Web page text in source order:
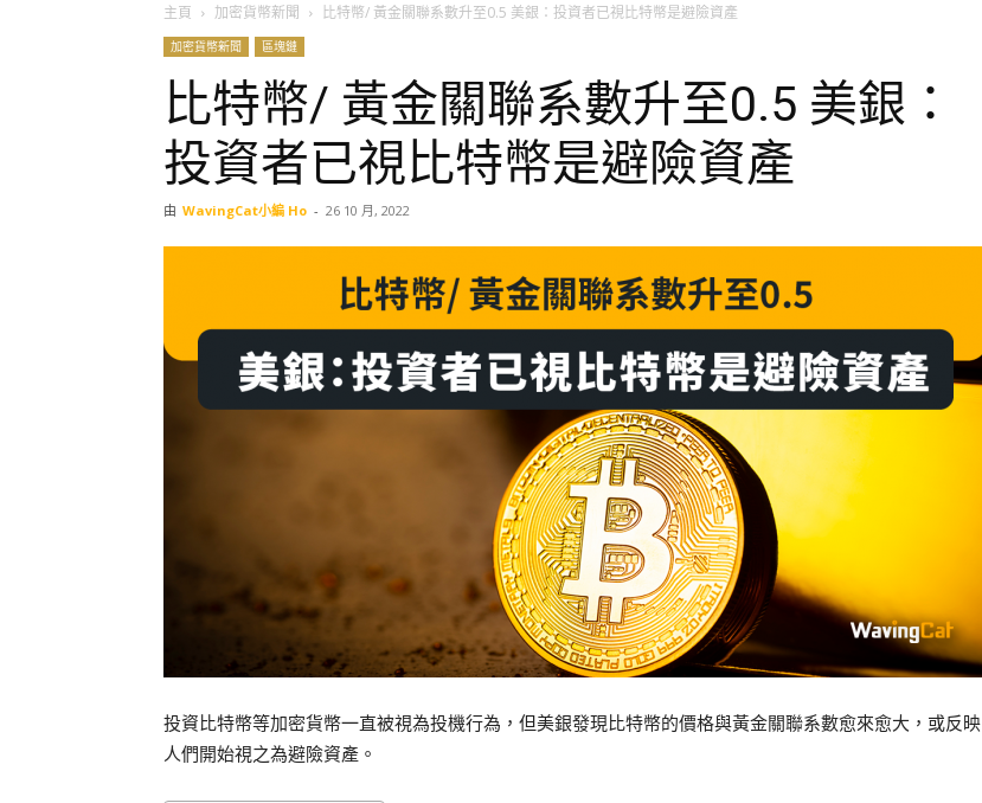
主頁 加密貨幣新聞 比特幣/ 黃金關聯系數升至0.5 美銀：投資者已視比特幣是避險資產
加密貨幣新聞 區塊鏈
比特幣/ 黃金關聯系數升至0.5 美銀：
投資者已視比特幣是避險資產
由 WavingCat小編 Ho - 26 10 月, 2022
投資比特幣等加密貨幣一直被視為投機行為，但美銀發現比特幣的價格與黃金關聯系數愈來愈大，或反映
人們開始視之為避險資產。